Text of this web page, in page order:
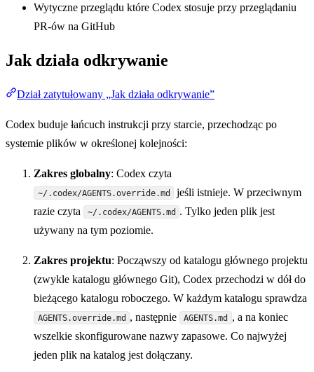
Wytyczne przeglądu które Codex stosuje przy przeglądaniu
PR-ów na GitHub
Jak działa odkrywanie
Dział zatytułowany „Jak działa odkrywanie”
Codex buduje łańcuch instrukcji przy starcie, przechodząc po
systemie plików w określonej kolejności:
Zakres globalny: Codex czyta
~/.codex/AGENTS.override.md
jeśli istnieje. W przeciwnym
razie czyta
~/.codex/AGENTS.md . Tylko jeden plik jest
używany na tym poziomie.
Zakres projektu: Począwszy od katalogu głównego projektu
(zwykle katalogu głównego Git), Codex przechodzi w dół do
bieżącego katalogu roboczego. W każdym katalogu sprawdza
AGENTS.override.md , następnie AGENTS.md
, a na koniec
wszelkie skonfigurowane nazwy zapasowe. Co najwyżej
jeden plik na katalog jest dołączany.